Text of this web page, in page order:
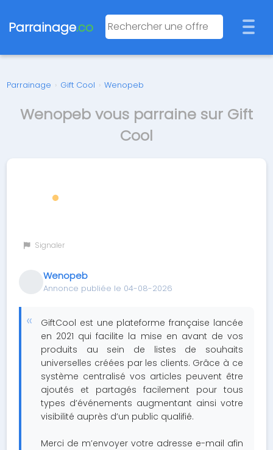
Parrainage.co
Parrainage › Gift Cool › Wenopeb
Wenopeb vous parraine sur Gift
Cool
Signaler
Wenopeb
Annonce publiée le 04-08-2026
GiftCool est une plateforme française lancée
en 2021 qui facilite la mise en avant de vos
produits au sein de listes de souhaits
universelles créées par les clients. Grâce à ce
système centralisé vos articles peuvent être
ajoutés et partagés facilement pour tous
types d’événements augmentant ainsi votre
visibilité auprès d’un public qualifié.
Merci de m’envoyer votre adresse e-mail afin